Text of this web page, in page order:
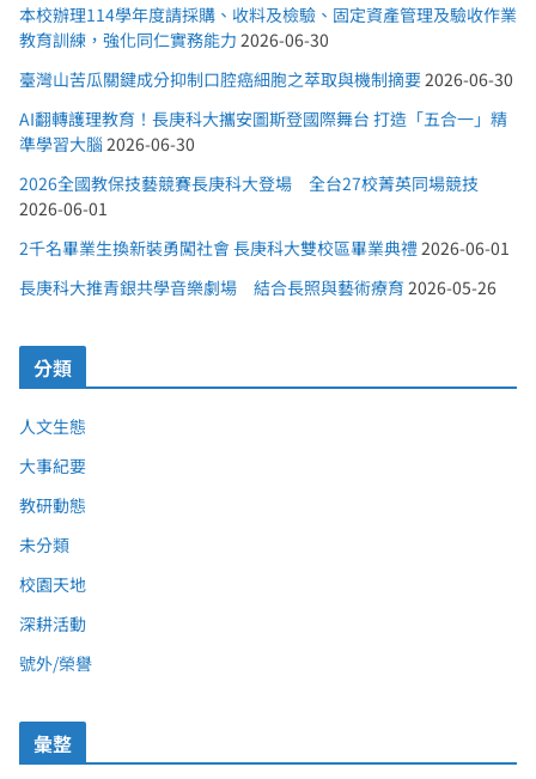
本校辦理114學年度請採購、收料及檢驗、固定資產管理及驗收作業
教育訓練，強化同仁實務能力 2026-06-30
臺灣山苦瓜關鍵成分抑制口腔癌細胞之萃取與機制摘要 2026-06-30
AI翻轉護理教育！長庚科大攜安圖斯登國際舞台 打造「五合一」精
準學習大腦 2026-06-30
2026全國教保技藝競賽長庚科大登場 全台27校菁英同場競技
2026-06-01
2千名畢業生換新裝勇闖社會 長庚科大雙校區畢業典禮 2026-06-01
長庚科大推青銀共學音樂劇場 結合長照與藝術療育 2026-05-26
分類
人文生態
大事紀要
教研動態
未分類
校園天地
深耕活動
號外/榮譽
彙整